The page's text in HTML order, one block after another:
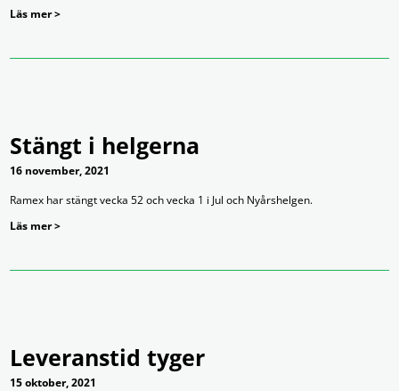
Läs mer >
Stängt i helgerna
16 november, 2021
Ramex har stängt vecka 52 och vecka 1 i Jul och Nyårshelgen.
Läs mer >
Leveranstid tyger
15 oktober, 2021